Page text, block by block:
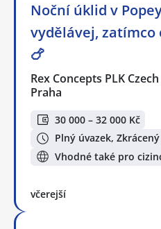
Noční úklid v
vydělávej,
🍗
Rex Concepts PLK
Praha
30 000 – 32 000 Kč
Plný úvazek,
Vhodné také pro
včerejší